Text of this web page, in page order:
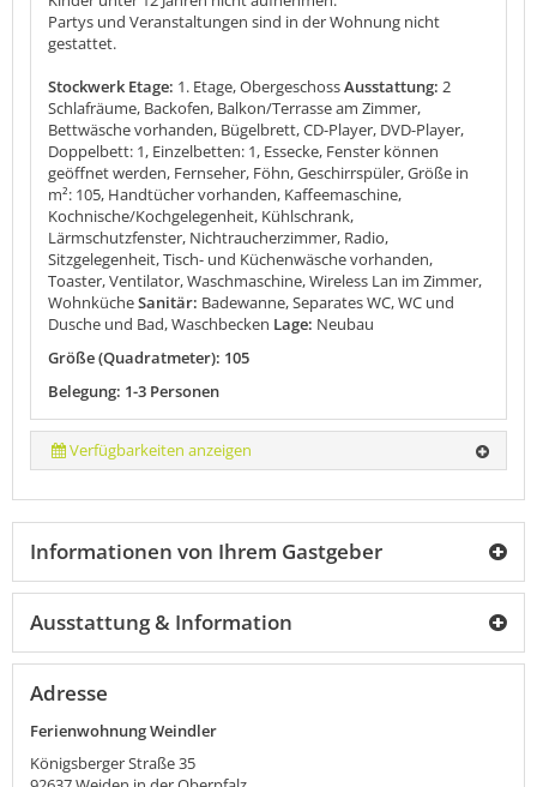
Partys und Veranstaltungen sind in der Wohnung nicht
gestattet.
Stockwerk Etage: 1. Etage, ObergeschossAusstattung: 2
Schlafräume, Backofen, Balkon/Terrasse am Zimmer,
Bettwäsche vorhanden, Bügelbrett, CD-Player, DVD-Player,
Doppelbett: 1, Einzelbetten: 1, Essecke, Fenster können
geöffnet werden, Fernseher, Föhn, Geschirrspüler, Größe in
m²: 105, Handtücher vorhanden, Kaffeemaschine,
Kochnische/Kochgelegenheit, Kühlschrank,
Lärmschutzfenster, Nichtraucherzimmer, Radio,
Sitzgelegenheit, Tisch- und Küchenwäsche vorhanden,
Toaster, Ventilator, Waschmaschine, Wireless Lan im Zimmer,
WohnkücheSanitär: Badewanne, Separates WC, WC und
Dusche und Bad, Waschbecken Lage: Neubau
Größe (Quadratmeter): 105
Belegung: 1-3 Personen
Verfügbarkeiten anzeigen
Informationen von Ihrem Gastgeber
Ausstattung & Information
Adresse
Ferienwohnung Weindler
Königsberger Straße 35